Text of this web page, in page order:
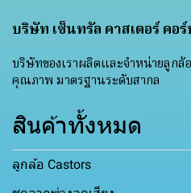
บริษัท เซ็นทรัล คาสเตอร์ คอ
บริษัทของเราผลิตและจำหน่ายลูก
คุณภาพ มาตรฐานระดับสากล
สินค้าทั้งหมด
ลูกล้อ Castors